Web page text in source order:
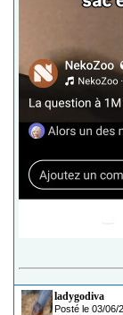
ladygodiva
Posté le 03/06/